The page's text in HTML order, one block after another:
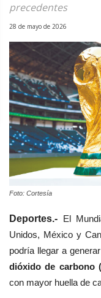
precedentes
28 de mayo de 2026
Foto: Cortesía
Deportes.- El
Unidos, México y
podría llegar a
dióxido de carbono
con mayor huella de